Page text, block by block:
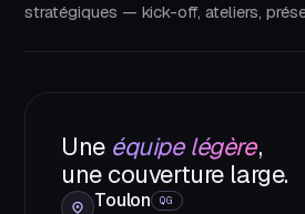
stratégiques — kick-off, ateliers,
Une équipe légère,
une couverture large.
Toulon QG